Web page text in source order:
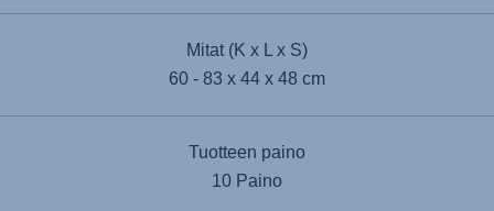
Mitat (K x L x S)
60 - 83 x 44 x 48 cm
Tuotteen paino
10 Paino